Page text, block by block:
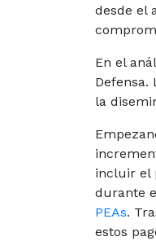
desde el
En el
la
incluir el
durante
PEAs.
estos